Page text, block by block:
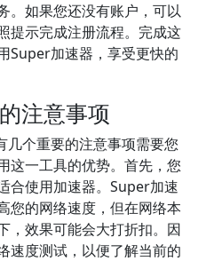
。如果您还没有账户，可以
提示完成注册流程。完成这
Super加速器，享受更快的
注意事项
个重要的注意事项需要您
这一工具的优势。首先，您
合使用加速器。Super加速
您的网络速度，但在网络本
，效果可能会大打折扣。因
速度测试，以便了解当前的